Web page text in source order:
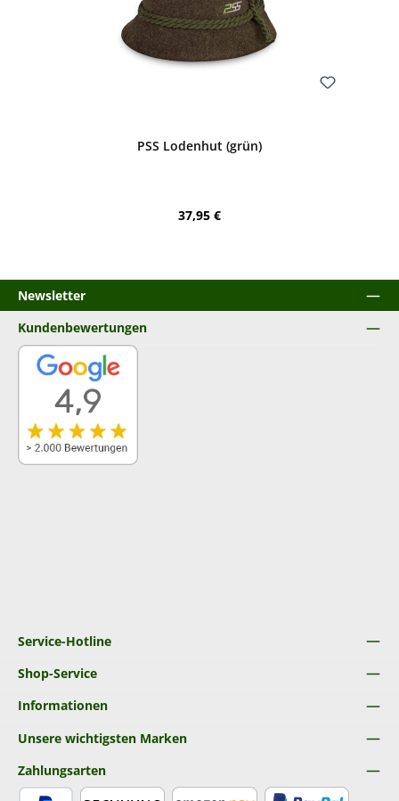
PSS Lodenhut (grün)
Regulärer Preis:
37,95 €
Newsletter
Service-Hotline
Shop-Service
Informationen
Unsere wichtigsten Marken
Kundenbewertungen
Zahlungsarten